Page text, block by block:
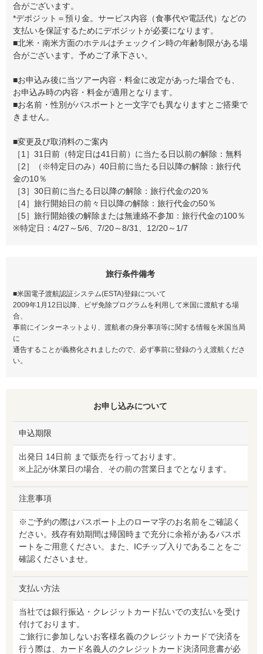
合がございます。
*デポジット＝預り金。サービス内容（食事代や電話代）などの
支払いを保証するためにデポジットが必要になります。
■北米・南米方面のホテルはチェックイン時の年齢制限がある場
合がございます。予めご了承下さい。
■お申込み後に当ツアー内容・料金に改定があった場合でも、
お申込み時の内容・料金が適用となります。
■お名前・性別がパスポートと一文字でも異なりますとご搭乗で
きません。
■変更及び取消料のご案内
［1］31日前（特定日は41日前）に当たる日以前の解除：無料
［2］（※特定日のみ）40日前に当たる日以降の解除：旅行代
金の10％
［3］30日前に当たる日以降の解除：旅行代金の20％
［4］旅行開始日の前々日以降の解除：旅行代金の50％
［5］旅行開始後の解除または無連絡不参加：旅行代金の100％
※特定日：4/27～5/6、7/20～8/31、12/20～1/7
旅行条件備考
■米国電子渡航認証システム(ESTA)登録について
2009年1月12日以降、ビザ免除プログラムを利用して米国に渡航する場
合、
事前にインターネットより、渡航者の身分事項等に関する情報を米国当局
に
通告することが義務化されましたので、必ず事前に登録のうえ渡航くださ
い。
お申し込みについて
申込期限
出発日 14日前 まで販売を行っております。
※上記が休業日の場合、その前の営業日までとなります。
注意事項
※ご予約の際はパスポート上のローマ字のお名前をご確認く
ださい。残存有効期間は帰国時まで充分に余裕があるパスポ
ートをご用意ください。また、ICチップ入りであることをご
確認くださいませ。
支払い方法
当社では銀行振込・クレジットカード払いでの支払いを受け
付けております。
ご旅行に参加しないお客様名義のクレジットカードで決済を
行う際は、カード名義人のクレジットカード決済同意書が必